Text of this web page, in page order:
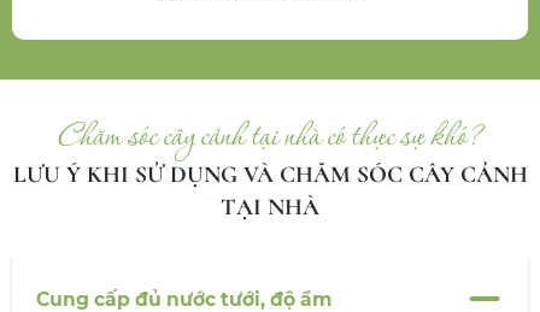
Chăm sóc cây cảnh tại nhà có thực sự khó?
LƯU Ý KHI SỬ DỤNG VÀ CHĂM SÓC CÂY CẢNH
TẠI NHÀ
Cung cấp đủ nước tưới, độ ẩm